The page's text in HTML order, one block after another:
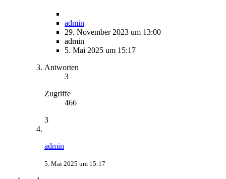
admin
29. November 2023 um 13:00
admin
5. Mai 2025 um 15:17
Antworten
3
Zugriffe
466
3
admin
5. Mai 2025 um 15:17